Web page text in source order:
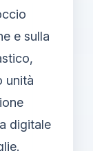
e sulla
unità
digitale